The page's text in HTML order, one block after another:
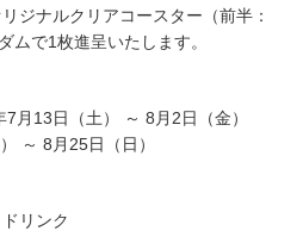
ジナルクリアコースター（前半：
ムで1枚進呈いたします。
月13日（土） ～ 8月2日（金）
～ 8月25日（日）
リンク